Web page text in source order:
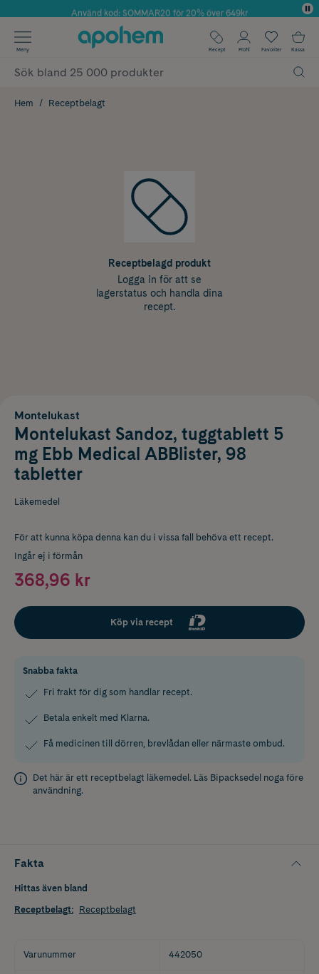
Använd kod: SOMMAR20 för 20% över 649kr
✓ Fri frakt
✓ Poäng på alla köp*
Meny Recept Profil Favoriter Kassa
Hem Receptbelagt
Receptbelagd produkt
Logga in för att se
lagerstatus och handla dina
recept.
Montelukast
Montelukast Sandoz, tuggtablett 5
mg Ebb Medical ABBlister, 98
tabletter
Läkemedel
För att kunna köpa denna kan du i vissa fall behöva ett recept.
Ingår ej i förmån
368,96 kr
Köp via recept
Snabba fakta
Fri frakt för dig som handlar recept.
Betala enkelt med Klarna.
Få medicinen till dörren, brevlådan eller närmaste ombud.
Det här är ett receptbelagt läkemedel. Läs Bipacksedel noga före
användning.
Fakta
Hittas även bland
Receptbelagt: Receptbelagt
Varunummer 442050